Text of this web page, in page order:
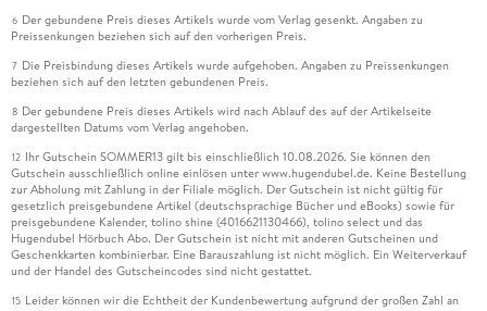
6 Der gebundene Preis dieses Artikels wurde vom Verlag gesenkt. Angaben zu
Preissenkungen beziehen sich auf den vorherigen Preis.
7 Die Preisbindung dieses Artikels wurde aufgehoben. Angaben zu Preissenkungen
beziehen sich auf den letzten gebundenen Preis.
8 Der gebundene Preis dieses Artikels wird nach Ablauf des auf der Artikelseite
dargestellten Datums vom Verlag angehoben.
12 Ihr Gutschein SOMMER13 gilt bis einschließlich 10.08.2026. Sie können den
Gutschein ausschließlich online einlösen unter www.hugendubel.de. Keine Bestellung
zur Abholung mit Zahlung in der Filiale möglich. Der Gutschein ist nicht gültig für
gesetzlich preisgebundene Artikel (deutschsprachige Bücher und eBooks) sowie für
preisgebundene Kalender, tolino shine (4016621130466), tolino select und das
Hugendubel Hörbuch Abo. Der Gutschein ist nicht mit anderen Gutscheinen und
Geschenkkarten kombinierbar. Eine Barauszahlung ist nicht möglich. Ein Weiterverkauf
und der Handel des Gutscheincodes sind nicht gestattet.
15 Leider können wir die Echtheit der Kundenbewertung aufgrund der großen Zahl an